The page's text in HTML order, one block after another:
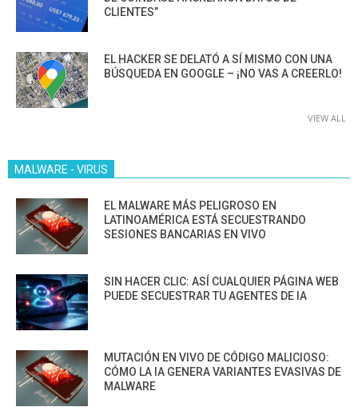
CLIENTES”
EL HACKER SE DELATÓ A SÍ MISMO CON UNA
BÚSQUEDA EN GOOGLE – ¡NO VAS A CREERLO!
VIEW ALL
MALWARE - VIRUS
EL MALWARE MÁS PELIGROSO EN
LATINOAMÉRICA ESTÁ SECUESTRANDO
SESIONES BANCARIAS EN VIVO
SIN HACER CLIC: ASÍ CUALQUIER PÁGINA WEB
PUEDE SECUESTRAR TU AGENTES DE IA
MUTACIÓN EN VIVO DE CÓDIGO MALICIOSO:
CÓMO LA IA GENERA VARIANTES EVASIVAS DE
MALWARE